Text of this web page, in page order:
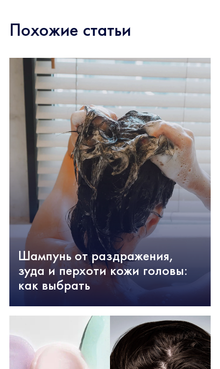
Похожие статьи
Шампунь от раздражения,
зуда и перхоти кожи головы:
как выбрать